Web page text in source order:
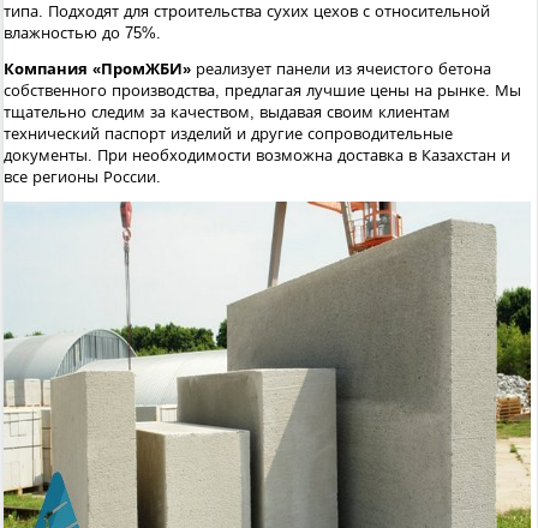
типа. Подходят для строительства сухих цехов с относительной
влажностью до 75%.
Компания «ПромЖБИ» реализует панели из ячеистого бетона
собственного производства, предлагая лучшие цены на рынке. Мы
тщательно следим за качеством, выдавая своим клиентам
технический паспорт изделий и другие сопроводительные
документы. При необходимости возможна доставка в Казахстан и
все регионы России.